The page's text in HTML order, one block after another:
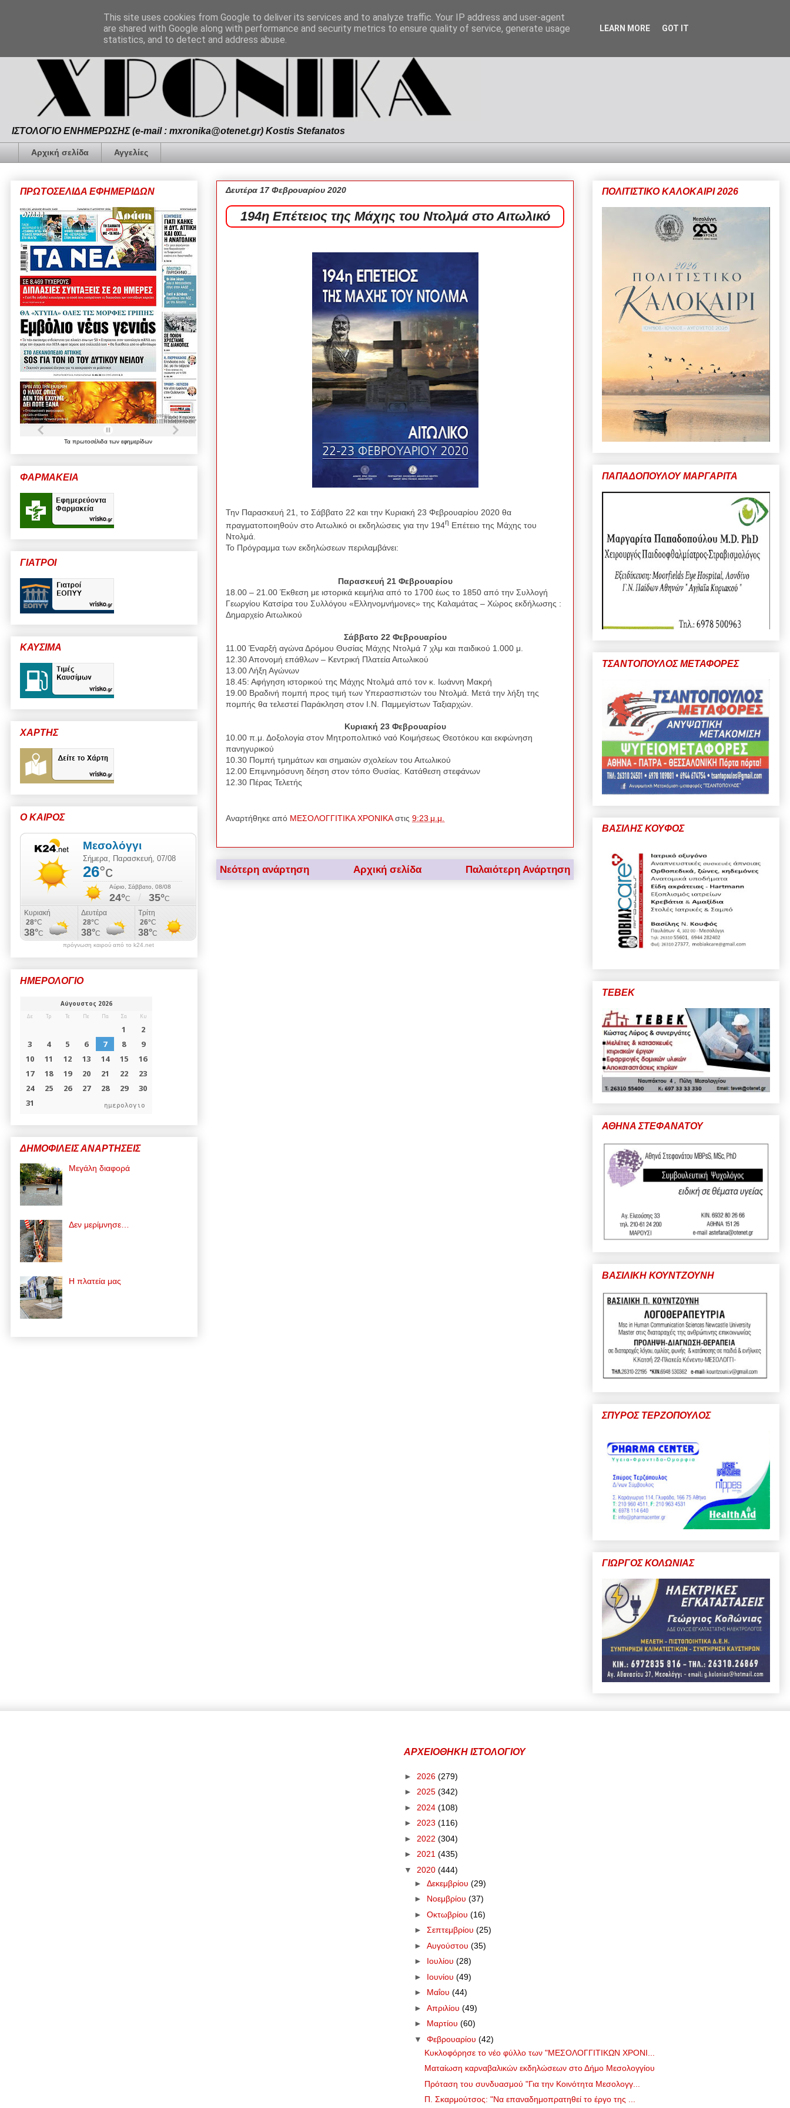
ΙΣΤΟΛΟΓΙΟ ΕΝΗΜΕΡΩΣΗΣ (e-mail : mxronika@otenet.gr) Kostis Stefanatos
Αρχική σελίδα Αγγελίες
Δευτέρα 17 Φεβρουαρίου 2020
194η Επέτειος της Μάχης του Ντολμά στο Αιτωλικό
Την Παρασκευή 21, το Σάββατο 22 και την Κυριακή 23 Φεβρουαρίου 2020 θα
πραγματοποιηθούν στο Αιτωλικό οι εκδηλώσεις για την 194η Επέτειο της Μάχης του
Ντολμά.
Το Πρόγραμμα των εκδηλώσεων περιλαμβάνει:
Παρασκευή 21 Φεβρουαρίου
18.00 – 21.00 Έκθεση με ιστορικά κειμήλια από το 1700 έως το 1850 από την Συλλογή
Γεωργίου Κατσίρα του Συλλόγου «Ελληνομνήμονες» της Καλαμάτας – Χώρος εκδήλωσης :
Δημαρχείο Αιτωλικού
Σάββατο 22 Φεβρουαρίου
11.00 Έναρξή αγώνα Δρόμου Θυσίας Μάχης Ντολμά 7 χλμ και παιδικού 1.000 μ.
12.30 Απονομή επάθλων – Κεντρική Πλατεία Αιτωλικού
13.00 Λήξη Αγώνων
18.45: Αφήγηση ιστορικού της Μάχης Ντολμά από τον κ. Ιωάννη Μακρή
19.00 Βραδινή πομπή προς τιμή των Υπερασπιστών του Ντολμά. Μετά την λήξη της
πομπής θα τελεστεί Παράκληση στον Ι.Ν. Παμμεγίστων Ταξιαρχών.
Κυριακή 23 Φεβρουαρίου
10.00 π.μ. Δοξολογία στον Μητροπολιτικό ναό Κοιμήσεως Θεοτόκου και εκφώνηση
πανηγυρικού
10.30 Πομπή τμημάτων και σημαιών σχολείων του Αιτωλικού
12.00 Επιμνημόσυνη δέηση στον τόπο Θυσίας. Κατάθεση στεφάνων
12.30 Πέρας Τελετής
Αναρτήθηκε από ΜΕΣΟΛΟΓΓΙΤΙΚΑ ΧΡΟΝΙΚΑ στις 9:23 μ.μ.
Νεότερη ανάρτηση Παλαιότερη Ανάρτηση
Αρχική σελίδα
ΠΡΩΤΟΣΕΛΙΔΑ ΕΦΗΜΕΡΙΔΩΝ
Τα πρωτοσέλιδα των εφημερίδων
ΦΑΡΜΑΚΕΙΑ
ΓΙΑΤΡΟΙ
ΚΑΥΣΙΜΑ
ΧΑΡΤΗΣ
Ο ΚΑΙΡΟΣ
πρόγνωση καιρού από το k24.net
ΗΜΕΡΟΛΟΓΙΟ
ημερολογιο
ΔΗΜΟΦΙΛΕΙΣ ΑΝΑΡΤΗΣΕΙΣ
Μεγάλη διαφορά
Δεν μερίμνησε…
Η πλατεία μας
ΠΟΛΙΤΙΣΤΙΚΟ ΚΑΛΟΚΑΙΡΙ 2026
ΠΑΠΑΔΟΠΟΥΛΟΥ ΜΑΡΓΑΡΙΤΑ
ΤΣΑΝΤΟΠΟΥΛΟΣ ΜΕΤΑΦΟΡΕΣ
ΒΑΣΙΛΗΣ ΚΟΥΦΟΣ
ΤΕΒΕΚ
ΑΘΗΝΑ ΣΤΕΦΑΝΑΤΟΥ
ΒΑΣΙΛΙΚΗ ΚΟΥΝΤΖΟΥΝΗ
ΣΠΥΡΟΣ ΤΕΡΖΟΠΟΥΛΟΣ
ΓΙΩΡΓΟΣ ΚΟΛΩΝΙΑΣ
ΑΡΧΕΙΟΘΗΚΗ ΙΣΤΟΛΟΓΙΟΥ
► 2026 (279)
► 2025 (342)
► 2024 (108)
► 2023 (116)
► 2022 (304)
► 2021 (435)
▼ 2020 (444)
► Δεκεμβρίου (29)
► Νοεμβρίου (37)
► Οκτωβρίου (16)
► Σεπτεμβρίου (25)
► Αυγούστου (35)
► Ιουλίου (28)
► Ιουνίου (49)
► Μαΐου (44)
► Απριλίου (49)
► Μαρτίου (60)
▼ Φεβρουαρίου (42)
Κυκλοφόρησε το νέο φύλλο των "ΜΕΣΟΛΟΓΓΙΤΙΚΩΝ ΧΡΟΝΙ...
Ματαίωση καρναβαλικών εκδηλώσεων στο Δήμο Μεσολογγίου
Πρόταση του συνδυασμού "Για την Κοινότητα Μεσολογγ...
Π. Σκαρμούτσος: "Να επαναδημοπρατηθεί το έργο της ...
This site uses cookies from Google to deliver its services and to analyze traffic. Your IP address and user-agent
are shared with Google along with performance and security metrics to ensure quality of service, generate usage
statistics, and to detect and address abuse.
LEARN MORE GOT IT